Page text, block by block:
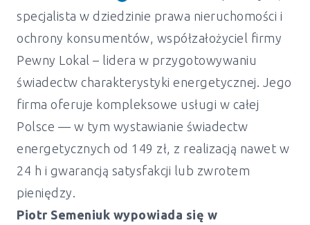
specjalista w dziedzinie prawa nieruchomości i
ochrony konsumentów, współzałożyciel firmy
Pewny Lokal – lidera w przygotowywaniu
świadectw charakterystyki energetycznej. Jego
firma oferuje kompleksowe usługi w całej
Polsce — w tym wystawianie świadectw
energetycznych od 149 zł, z realizacją nawet w
24 h i gwarancją satysfakcji lub zwrotem
pieniędzy.
Piotr Semeniuk wypowiada się w